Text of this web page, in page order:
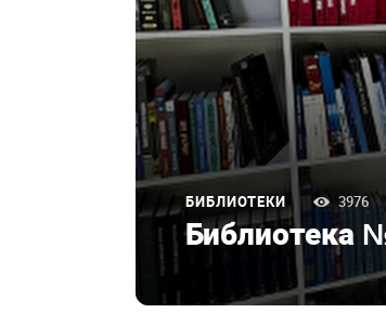
БИБЛИОТЕКИ 3976
Библиотека